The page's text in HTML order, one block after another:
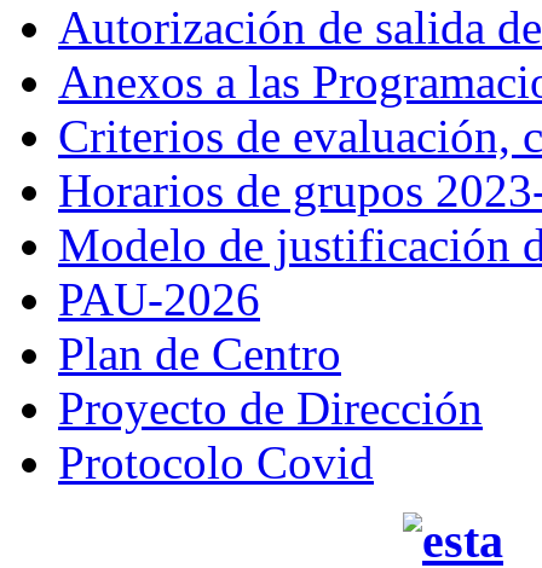
Autorización de salida
Anexos a las
Criterios de evaluación,
Horarios de grupos
Modelo de justificación
PAU-2026
Plan de Centro
Proyecto de Dirección
Protocolo Covid